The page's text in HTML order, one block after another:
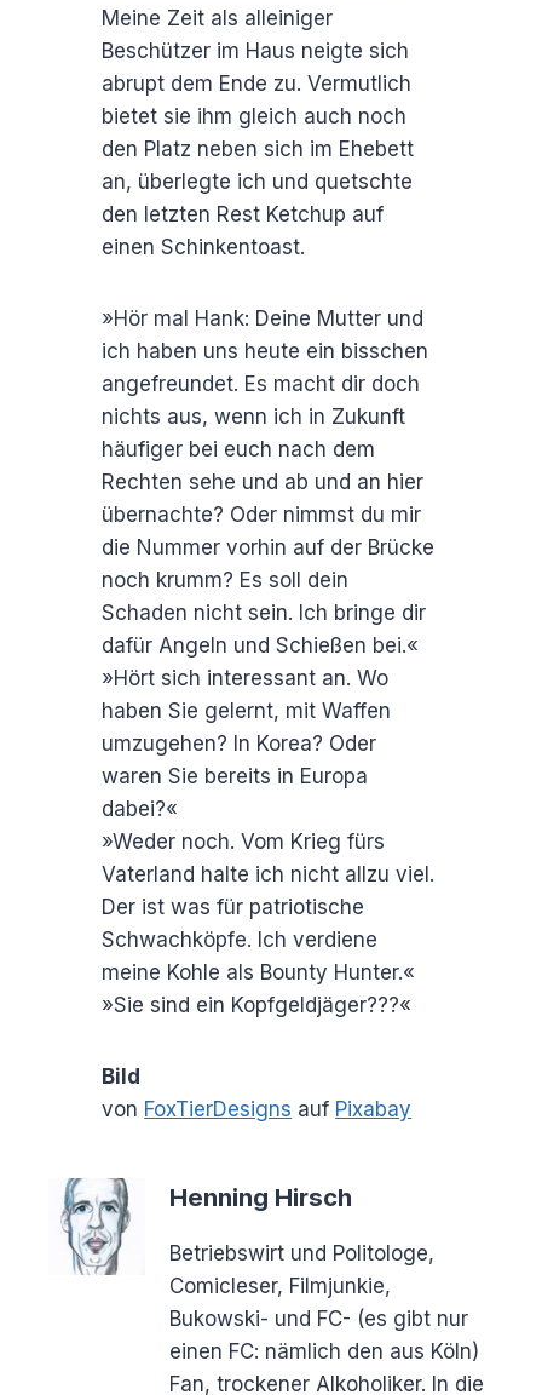
Meine Zeit als alleiniger
Beschützer im Haus neigte sich
abrupt dem Ende zu. Vermutlich
bietet sie ihm gleich auch noch
den Platz neben sich im Ehebett
an, überlegte ich und quetschte
den letzten Rest Ketchup auf
einen Schinkentoast.
»Hör mal Hank: Deine Mutter und
ich haben uns heute ein bisschen
angefreundet. Es macht dir doch
nichts aus, wenn ich in Zukunft
häufiger bei euch nach dem
Rechten sehe und ab und an hier
übernachte? Oder nimmst du mir
die Nummer vorhin auf der Brücke
noch krumm? Es soll dein
Schaden nicht sein. Ich bringe dir
dafür Angeln und Schießen bei.«
»Hört sich interessant an. Wo
haben Sie gelernt, mit Waffen
umzugehen? In Korea? Oder
waren Sie bereits in Europa
dabei?«
»Weder noch. Vom Krieg fürs
Vaterland halte ich nicht allzu viel.
Der ist was für patriotische
Schwachköpfe. Ich verdiene
meine Kohle als Bounty Hunter.«
»Sie sind ein Kopfgeldjäger???«
Bild
von FoxTierDesigns auf Pixabay
Henning Hirsch
Betriebswirt und Politologe,
Comicleser, Filmjunkie,
Bukowski- und FC- (es gibt nur
einen FC: nämlich den aus Köln)
Fan, trockener Alkoholiker. In die